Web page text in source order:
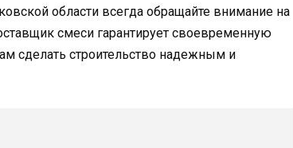
области всегда обращайте внимание на
смеси гарантирует своевременную
сделать строительство надежным и